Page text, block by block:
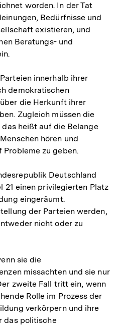
worden. In der Tat
Bedürfnisse und
existieren, und
Beratungs- und
innerhalb ihrer
demokratischen
die Herkunft ihrer
Zugleich müssen die
heißt auf die Belange
hören und
zu geben.
Deutschland
21 einen privilegierten Platz
eingeräumt.
der Parteien werden,
nicht oder zu
sie die
missachten und sie nur
zweite Fall tritt ein, wenn
Rolle im Prozess der
verkörpern und ihre
das politische